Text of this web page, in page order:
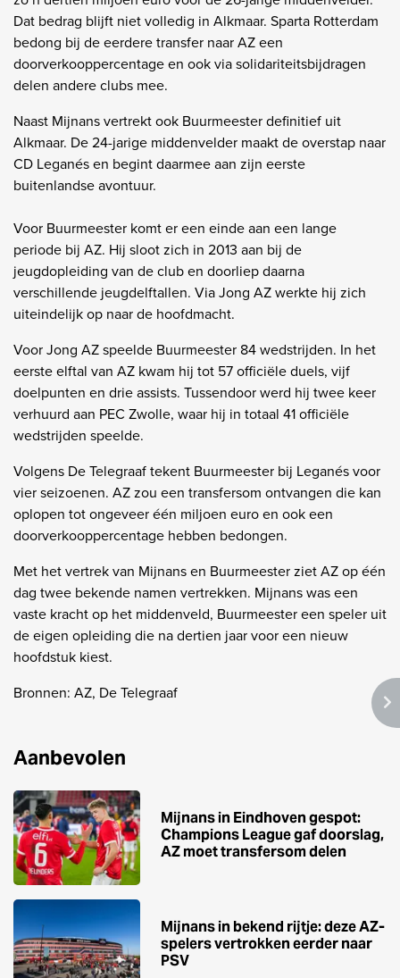
Dat bedrag blijft niet volledig in Alkmaar. Sparta Rotterdam
bedong bij de eerdere transfer naar AZ een
doorverkooppercentage en ook via solidariteitsbijdragen
delen andere clubs mee.
Naast Mijnans vertrekt ook Buurmeester definitief uit
Alkmaar. De 24-jarige middenvelder maakt de overstap naar
CD Leganés en begint daarmee aan zijn eerste
buitenlandse avontuur.
Voor Buurmeester komt er een einde aan een lange
periode bij AZ. Hij sloot zich in 2013 aan bij de
jeugdopleiding van de club en doorliep daarna
verschillende jeugdelftallen. Via Jong AZ werkte hij zich
uiteindelijk op naar de hoofdmacht.
Voor Jong AZ speelde Buurmeester 84 wedstrijden. In het
eerste elftal van AZ kwam hij tot 57 officiële duels, vijf
doelpunten en drie assists. Tussendoor werd hij twee keer
verhuurd aan PEC Zwolle, waar hij in totaal 41 officiële
wedstrijden speelde.
Volgens De Telegraaf tekent Buurmeester bij Leganés voor
vier seizoenen. AZ zou een transfersom ontvangen die kan
oplopen tot ongeveer één miljoen euro en ook een
doorverkooppercentage hebben bedongen.
Met het vertrek van Mijnans en Buurmeester ziet AZ op één
dag twee bekende namen vertrekken. Mijnans was een
vaste kracht op het middenveld, Buurmeester een speler uit
de eigen opleiding die na dertien jaar voor een nieuw
hoofdstuk kiest.
Bronnen: AZ, De Telegraaf
Aanbevolen
Mijnans in Eindhoven gespot:
Champions League gaf doorslag,
AZ moet transfersom delen
Mijnans in bekend rijtje: deze AZ-
spelers vertrokken eerder naar
PSV